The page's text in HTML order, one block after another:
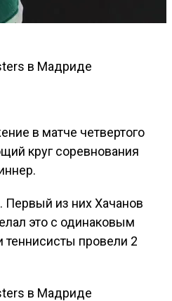
в матче четвертого
круг соревнования
Первый из них Хачанов
это с одинаковым
теннисисты провели 2